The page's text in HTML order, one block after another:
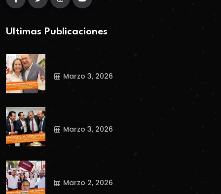
Ultimas Publicaciones
Marzo 3, 2026
Marzo 3, 2026
Marzo 2, 2026